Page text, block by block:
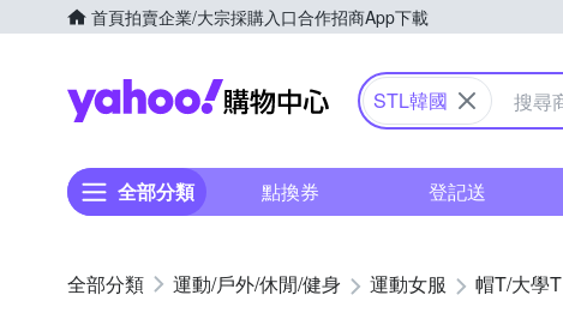
首頁拍賣企業/大宗採購入口合作招商App下載
Yahoo購物中心
STL韓國
全部分類 點換券 登記送
運動/戶外/休閒/健身 運動女服 帽T/大學T